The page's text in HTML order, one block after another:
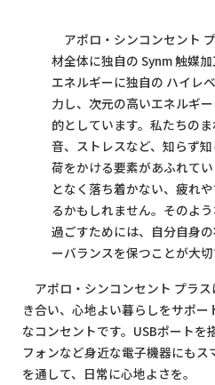
アポロ・シンコンセント
材全体に独自の Synm 触媒
エネルギーに独自の ハイレ
力し、次元の高いエネルギ
的としています。私たちのま
音、ストレスなど、知らず
荷をかける要素があふれて
となく落ち着かない、疲れ
るかもしれません。そのよ
過ごすためには、自分自身
ーバランスを保つことが大切
アポロ・シンコンセント プラ
き合い、心地よい暮らしをサポ
なコンセントです。USBポートを
フォンなど身近な電子機器にも
を通して、日常に心地よさを。